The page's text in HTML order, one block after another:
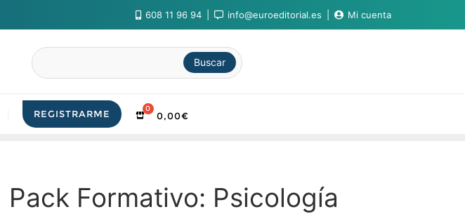
608 11 96 94 info@euroeditorial.es Mi cuenta
Buscar
REGISTRARME 0,00€
Pack Formativo: Psicología